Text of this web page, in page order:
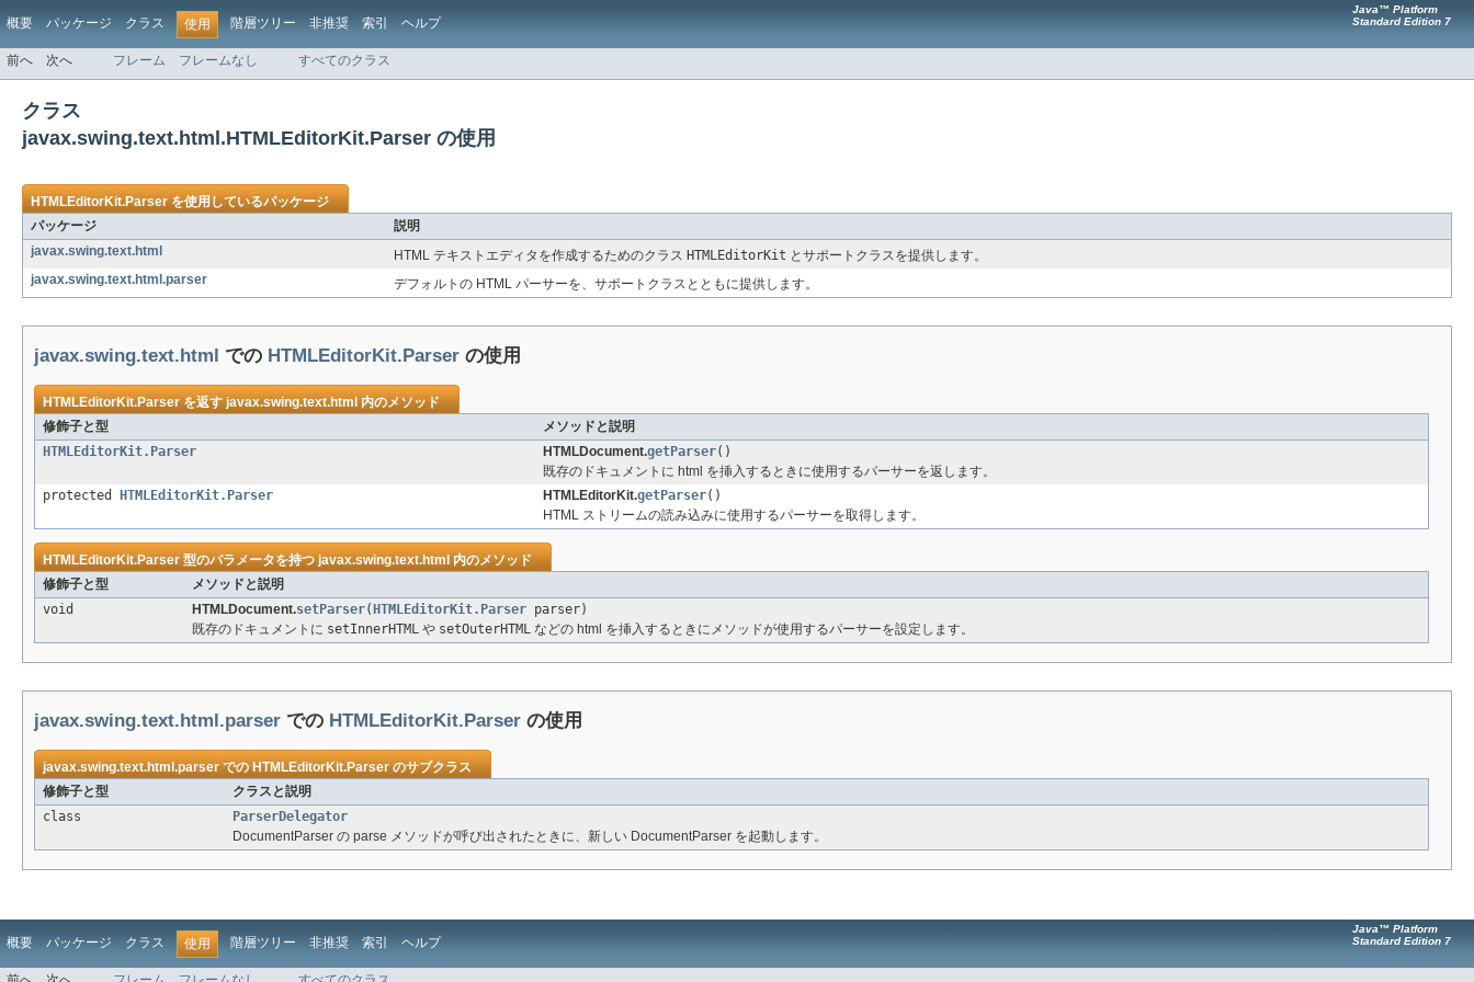
概要 パッケージ クラス 使用 階層ツリー 非推奨 索引 ヘルプ
Java™ Platform
Standard Edition 7
前へ 次へ フレーム フレームなし すべてのクラス
クラス
javax.swing.text.html.HTMLEditorKit.Parser の使用
HTMLEditorKit.Parserを使用しているパッケージ
パッケージ
説明
javax.swing.text.html
HTML テキストエディタを作成するためのクラス HTMLEditorKit とサポートクラスを提供します。
javax.swing.text.html.parser
デフォルトの HTML パーサーを、サポートクラスとともに提供します。
javax.swing.text.html での HTMLEditorKit.Parser の使用
HTMLEditorKit.Parserを返すjavax.swing.text.html 内のメソッド
修飾子と型
メソッドと説明
HTMLEditorKit.Parser
HTMLDocument.getParser()
既存のドキュメントに html を挿入するときに使用するパーサーを返します。
protected
HTMLEditorKit.Parser HTMLEditorKit.getParser()
HTML ストリームの読み込みに使用するパーサーを取得します。
HTMLEditorKit.Parser型のパラメータを持つjavax.swing.text.html 内のメソッド
修飾子と型
メソッドと説明
void
HTMLDocument.setParser( HTMLEditorKit.Parser parser)
既存のドキュメントに setInnerHTML や setOuterHTML などの html を挿入するときにメソッドが使用するパーサーを設定します。
javax.swing.text.html.parser での HTMLEditorKit.Parser の使用
javax.swing.text.html.parserでのHTMLEditorKit.Parserのサブクラス
修飾子と型
クラスと説明
class
ParserDelegator
DocumentParser の parse メソッドが呼び出されたときに、新しい DocumentParser を起動します。
概要 パッケージ クラス 使用 階層ツリー 非推奨 索引 ヘルプ
Java™ Platform
Standard Edition 7